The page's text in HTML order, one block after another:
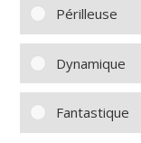
Périlleuse
Dynamique
Fantastique